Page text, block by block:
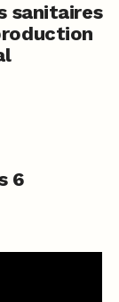
sanitaires
6